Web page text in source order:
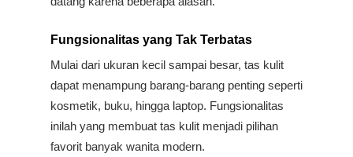
Fungsionalitas yang Tak Terbatas
Mulai dari ukuran kecil sampai besar, tas kulit
dapat menampung barang-barang penting seperti
kosmetik, buku, hingga laptop. Fungsionalitas
inilah yang membuat tas kulit menjadi pilihan
favorit banyak wanita modern.